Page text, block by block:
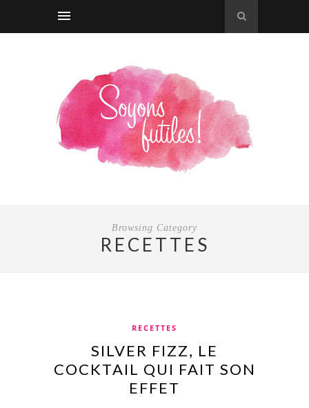
Browsing Category
RECETTES
RECETTES
SILVER FIZZ, LE
COCKTAIL QUI FAIT SON
EFFET